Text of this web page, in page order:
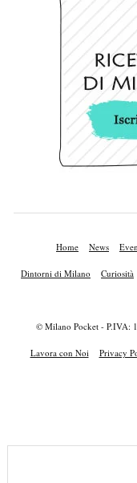
Home News
Dintorni di Milano Curiosità
© Milano Pocket - P.IVA:
Lavora con Noi Privacy